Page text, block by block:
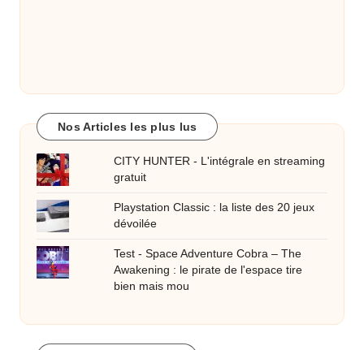
Nos Articles les plus lus
CITY HUNTER - L'intégrale en streaming
gratuit
Playstation Classic : la liste des 20 jeux
dévoilée
Test - Space Adventure Cobra – The
Awakening : le pirate de l'espace tire
bien mais mou